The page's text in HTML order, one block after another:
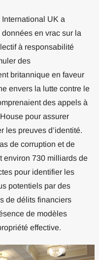
UK a
en vrac sur la
à responsabilité
des
britannique en faveur
envers la lutte contre le
des appels à
pour assurer
les preuves d’identité.
de corruption et de
environ 730 milliards de
pour identifier les
potentiels par des
de délits financiers
de modèles
effective.